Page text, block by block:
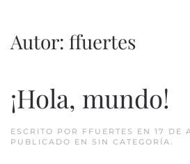
Ir al contenido principal
Autor: ffuertes
¡Hola, mundo!
ESCRITO POR FFUERTES EN 17 DE
PUBLICADO EN SIN CATEGORÍA.